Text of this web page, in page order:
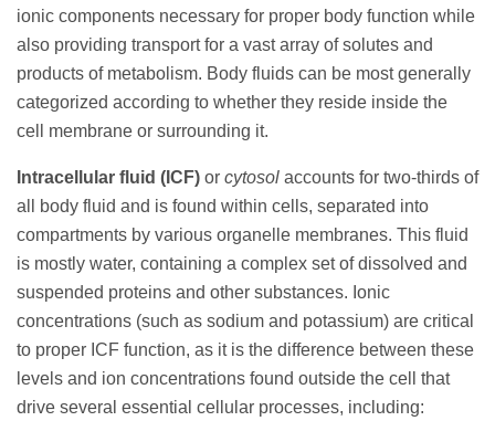
ionic components necessary for proper body function while
also providing transport for a vast array of solutes and
products of metabolism. Body fluids can be most generally
categorized according to whether they reside inside the
cell membrane or surrounding it.
Intracellular fluid (ICF) or cytosol accounts for two-thirds of
all body fluid and is found within cells, separated into
compartments by various organelle membranes. This fluid
is mostly water, containing a complex set of dissolved and
suspended proteins and other substances. Ionic
concentrations (such as sodium and potassium) are critical
to proper ICF function, as it is the difference between these
levels and ion concentrations found outside the cell that
drive several essential cellular processes, including: